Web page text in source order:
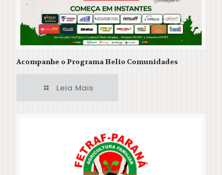
Acompanhe o Programa Helio Comunidades
Leia Mais